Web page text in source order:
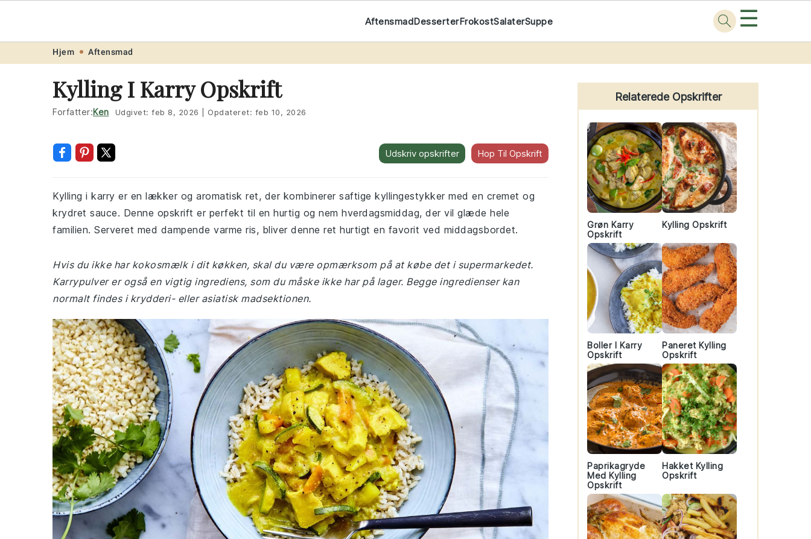
navigation
content
Opskrift.net AftensmadDesserterFrokostSalaterSuppe ☰
Hjem Aftensmad
Kylling I Karry Opskrift
Forfatter:Ken Udgivet: feb 8, 2026 Opdateret: feb 10, 2026
Udskriv opskrifter Hop Til Opskrift
Kylling i karry er en lækker og aromatisk ret, der kombinerer saftige kyllingestykker med en cremet og
krydret sauce. Denne opskrift er perfekt til en hurtig og nem hverdagsmiddag, der vil glæde hele
familien. Serveret med dampende varme ris, bliver denne ret hurtigt en favorit ved middagsbordet.
Hvis du ikke har kokosmælk i dit køkken, skal du være opmærksom på at købe det i supermarkedet.
Karrypulver er også en vigtig ingrediens, som du måske ikke har på lager. Begge ingredienser kan
normalt findes i krydderi- eller asiatisk madsektionen.
Primary
Sidebar
Relaterede Opskrifter
Grøn Karry
Opskrift
Kylling Opskrift
Boller I Karry
Opskrift
Paneret Kylling
Opskrift
Paprikagryde
Med Kylling
Opskrift
Hakket Kylling
Opskrift